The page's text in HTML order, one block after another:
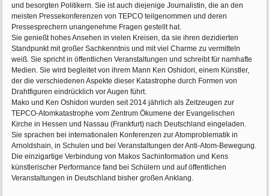
und besorgten Politikern. Sie ist auch diejenige Journalistin, die an den
meisten Pressekonferenzen von TEPCO teilgenommen und deren
Pressesprechern unangenehme Fragen gestellt hat.
Sie genießt hohes Ansehen in vielen Kreisen, da sie ihren dezidierten
Standpunkt mit großer Sachkenntnis und mit viel Charme zu vermitteln
weiß. Sie spricht in öffentlichen Veranstaltungen und schreibt für namhafte
Medien. Sie wird begleitet von ihrem Mann Ken Oshidori, einem Künstler,
der die verschiedenen Aspekte dieser Katastrophe durch Formen von
Drahtfiguren eindrücklich vor Augen führt.
Mako und Ken Oshidori wurden seit 2014 jährlich als Zeitzeugen zur
TEPCO-Atomkatastrophe vom Zentrum Ökumene der Evangelischen
Kirche in Hessen und Nassau (Frankfurt) nach Deutschland eingeladen.
Sie sprachen bei internationalen Konferenzen zur Atomproblematik in
Arnoldshain, in Schulen und bei Veranstaltungen der Anti-Atom-Bewegung.
Die einzigartige Verbindung von Makos Sachinformation und Kens
künstlerischer Performance fand bei Schülern und auf öffentlichen
Veranstaltungen in Deutschland bisher großen Anklang.